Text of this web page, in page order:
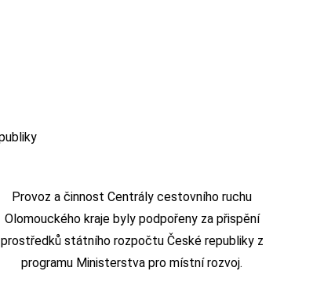
Provoz a činnost Centrály cestovního ruchu
Olomouckého kraje byly podpořeny za přispění
prostředků státního rozpočtu České republiky z
programu Ministerstva pro místní rozvoj.